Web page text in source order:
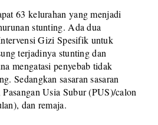
63 kelurahan yang menjadi
stunting. Ada dua
Gizi Spesifik untuk
terjadinya stunting dan
mengatasi penyebab tidak
Sedangkan sasaran sasaran
Usia Subur (PUS)/calon
dan remaja.